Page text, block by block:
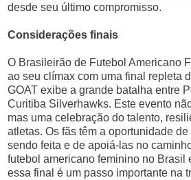
desde seu último compromisso.
Considerações finais
O Brasileirão de Futebol Americano
ao seu clímax com uma final repleta
GOAT exibe a grande batalha entre
Curitiba Silverhawks. Este evento
mas uma celebração do talento,
atletas. Os fãs têm a oportunidade
sendo feita e de apoiá-las no
futebol americano feminino no Brasil
essa final é um passo importante na